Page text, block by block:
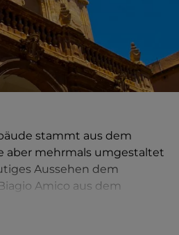
stammt aus dem
aber mehrmals umgestaltet
Aussehen dem
Amico aus dem
Von außen würde man